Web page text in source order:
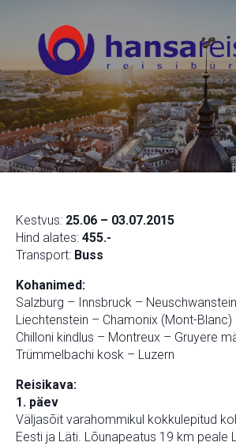
Kestvus: 25.06 – 03.07.2015
Hind alates: 455.-
Transport: Buss
Kohanimed:
Salzburg – Innsbruck –
Liechtenstein – Chamonix (Mont-
Chilloni kindlus – Montreux – Gruyere
Trümmelbachi kosk – Luzern
Reisikava:
1. päev
Väljasõit varahommikul kokkulepitud
Eesti ja Läti. Lõunapeatus 19 km peale